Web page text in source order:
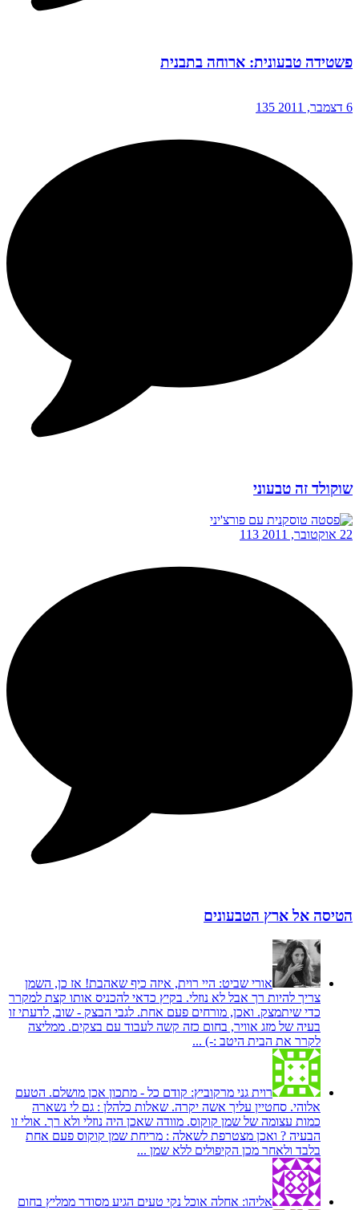
פשטידה טבעונית: ארוחה בתבנית
6 דצמבר, 2011 135
שוקולד זה טבעוני
22 אוקטובר, 2011 113
הטיסה אל ארץ הטבעונים
אורי שביט: היי רוית, איזה כיף שאהבת! אז כן, השמן
צריך להיות רך אבל לא נוזלי. בקיץ כדאי להכניס אותו קצת למקרר
כדי שיתמצק. ואכן, מורחים פעם אחת. לגבי הבצק - שוב, לדעתי זו
בעיה של מזג אוויר, בחום כזה קשה לעבוד עם בצקים. ממליצה
לקרר את הבית היטב :-) ...
רוית גני מרקוביץ: קודם כל - מתכון אכן מושלם. הטעם
אלוהי. סחטיין עליך אשה יקרה. שאלות כלהלן : גם לי נשארה
כמות עצומה של שמן קוקוס. מוודה שאכן היה נוזלי ולא רך. אולי זו
הבעיה ? ואכן מצטרפת לשאלה : מריחת שמן קוקוס פעם אחת
בלבד ולאחר מכן הקיפולים ללא שמן ...
אליהו: אחלה אוכל נקי טעים הגיע מסודר ממליץ בחום